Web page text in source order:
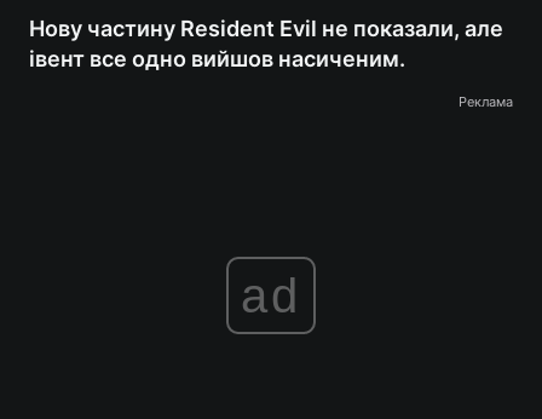
Нову частину Resident Evil не показали, але
івент все одно вийшов насиченим.
Реклама
ad